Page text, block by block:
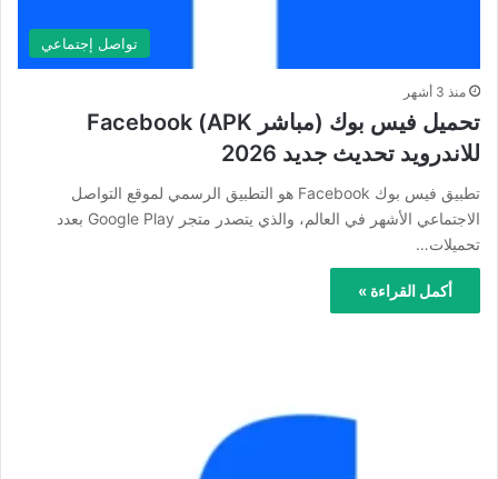
تواصل إجتماعي
منذ 3 أشهر
تحميل فيس بوك (مباشر APK) Facebook
للاندرويد تحديث جديد 2026
تطبيق فيس بوك Facebook هو التطبيق الرسمي لموقع التواصل
الاجتماعي الأشهر في العالم، والذي يتصدر متجر Google Play بعدد
تحميلات…
أكمل القراءة »